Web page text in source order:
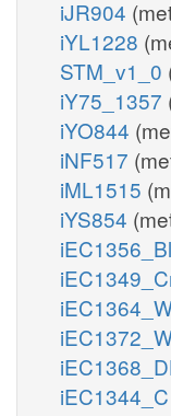
iJR904
iYL1228
STM_v1_0
iY75_1357
iYO844
iNF517
iML1515
iYS854
iEC1344_C